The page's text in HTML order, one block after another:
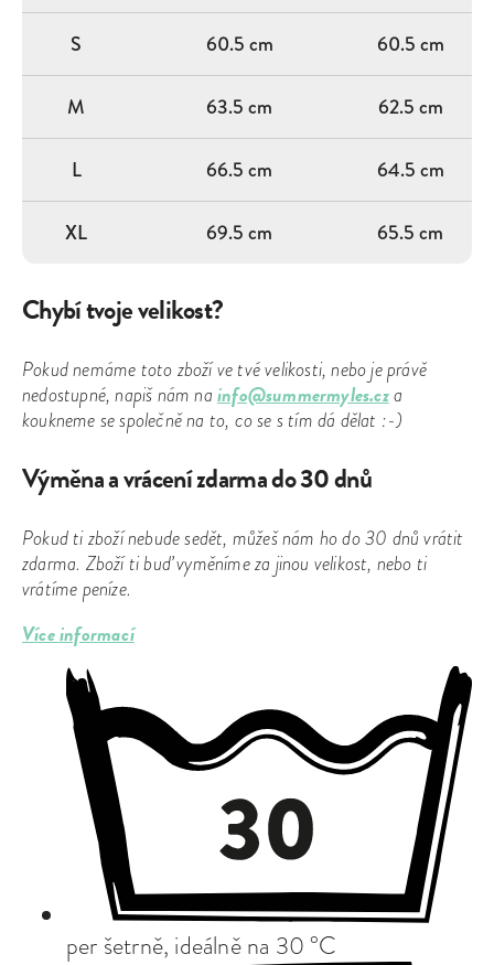
S 60.5 cm 60.5 cm
M 63.5 cm 62.5 cm
L 66.5 cm 64.5 cm
XL 69.5 cm 65.5 cm
Chybí tvoje velikost?
Pokud nemáme toto zboží ve tvé velikosti, nebo je právě
nedostupné, napiš nám na info@summermyles.cza
koukneme se společně na to, co se s tím dá dělat :-)
Výměna a vrácení zdarma do 30 dnů
Pokud ti zboží nebude sedět, můžeš nám ho do 30 dnů vrátit
zdarma. Zboží ti buď vyměníme za jinou velikost, nebo ti
vrátíme peníze.
Více informací
per šetrně, ideálně na 30 °C